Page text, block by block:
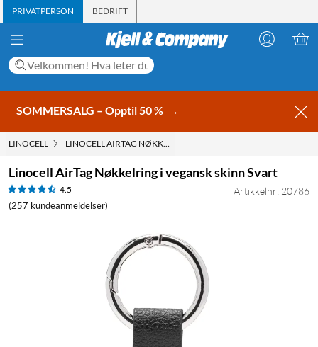
PRIVATPERSON BEDRIFT
SOMMERSALG – Opptil 50 % →
LINOCELL LINOCELL AIRTAG NØKKELRING I VEGANSK SKINN SVART
Linocell AirTag Nøkkelring i vegansk skinn Svart
4.5
(257 kundeanmeldelser)
Artikkelnr: 20786